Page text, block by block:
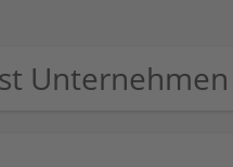
Unternehmen